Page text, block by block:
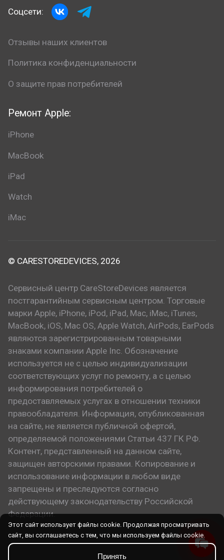
Ремонт Apple:
iPhone
MacBook
iPad
Watch
iMac
Соцсети:
Отзывы наших клиентов
Политика конфиденциальности
О защите прав потребителей
© CARESTOREDEVICES, 2026
Сервисный центр CareStoreDevices является
постгарантийным сервисным центром. Торговые
марки Apple, iPhone, iPod, iPad, Mac, iMac, iTunes,
MacBook, iOS, Mac OS, Apple Watch, AirPods, EarPods
являются зарегистрированным товарными
знаками компании Apple Inc. Обозначение
используется не с целью индивидуализации
соответствующих услуг по ремонту, а с целью
информирования потребителей о
предоставляемых услугах в отношении техники
правообладателя. Информация, опубликованная
на сайте, не является публичной офертой,
определяемой положениями Статьи 437 ГК РФ.
Контент, представленный на данном сайте,
защищен авторскими правами. Копирование и
использование информации в любом виде
запрещены и преследуются согласно
действующему законодательству Российской
Федерации.
Этот сайт использует файлы cookie. Продолжая просматривать
сайт, вы соглашаетесь с тем, что мы используем файлы cookie.
Принять